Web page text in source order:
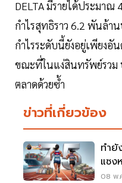
DELTA มีรายได้ประมา
กำไรสุทธิราว 6.2 พันล้า
กำไรระดับนี้ยังอยู่เพียง
ขณะที่ในแง่สินทรัพย์รวม
ตลาดด้วยซ้ำ
ข่าวที่เกี่ยวข้อง
ทำยั
แซง
08 พ.